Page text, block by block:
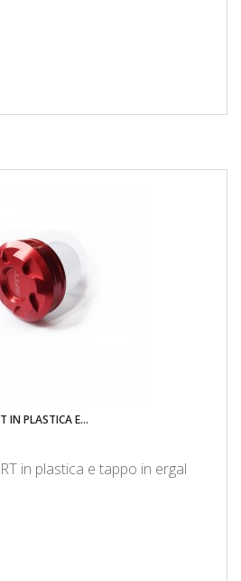
IN PLASTICA E...
in plastica e tappo in ergal